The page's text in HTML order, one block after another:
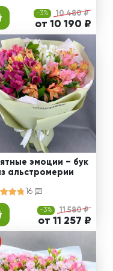
-3% 10 480 ₽
от 10 190 ₽
эмоции – бук
альстромерии
16
-3% 11 580 ₽
от 11 257 ₽